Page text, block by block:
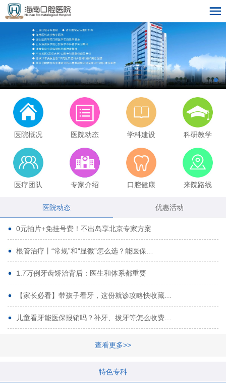
医院概况 医院动态 学科建设 科研教学
医疗团队 专家介绍 口腔健康 来院路线
医院动态 优惠活动
0元拍片+免挂号费！不出岛享北京专家方案
根管治疗丨“常规”和“显微”怎么选？能医保…
1.7万例牙齿矫治背后：医生和体系都重要
【家长必看】带孩子看牙，这份就诊攻略快收藏…
儿童看牙能医保报销吗？补牙、拔牙等怎么收费…
查看更多>>
特色专科